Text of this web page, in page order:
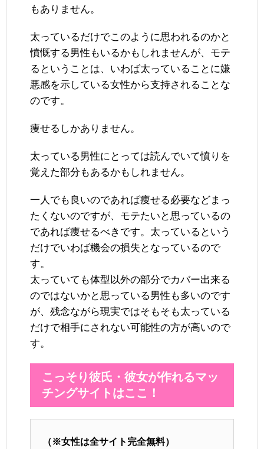
もありません。
太っているだけでこのように思われるのかと
憤慨する男性もいるかもしれませんが、モテ
るということは、いわば太っていることに嫌
悪感を示している女性から支持されることな
のです。
痩せるしかありません。
太っている男性にとっては読んでいて憤りを
覚えた部分もあるかもしれません。
一人でも良いのであれば痩せる必要などまっ
たくないのですが、モテたいと思っているの
であれば痩せるべきです。太っているという
だけでいわば機会の損失となっているので
す。
太っていても体型以外の部分でカバー出来る
のではないかと思っている男性も多いのです
が、残念ながら現実ではそもそも太っている
だけで相手にされない可能性の方が高いので
す。
こっそり彼氏・彼女が作れるマッ
チングサイトはここ！
（※女性は全サイト完全無料）